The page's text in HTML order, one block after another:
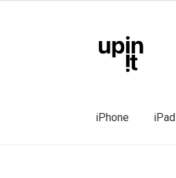
navigeerimisele
sisu
iPhone iPad